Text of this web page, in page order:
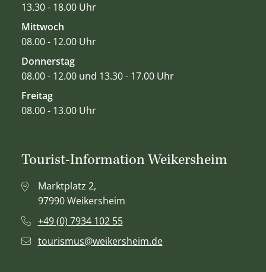
13.30 - 18.00 Uhr
Mittwoch
08.00 - 12.00 Uhr
Donnerstag
08.00 - 12.00 und 13.30 - 17.00 Uhr
Freitag
08.00 - 13.00 Uhr
Tourist-Information Weikersheim
Marktplatz 2,
97990 Weikersheim
+49 (0) 7934 102 55
tourismus@weikersheim.de